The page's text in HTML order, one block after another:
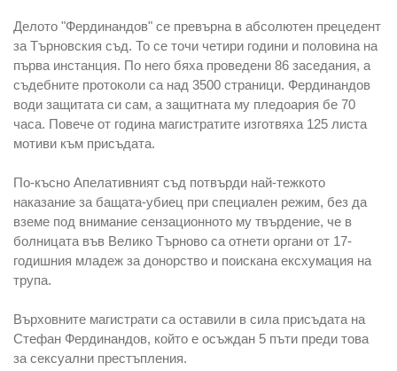
Делото "Фердинандов" се превърна в абсолютен прецедент
за Търновския съд. То се точи четири години и половина на
първа инстанция. По него бяха проведени 86 заседания, а
съдебните протоколи са над 3500 страници. Фердинандов
води защитата си сам, а защитната му пледоария бе 70
часа. Повече от година магистратите изготвяха 125 листа
мотиви към присъдата.
По-късно Апелативният съд потвърди най-тежкото
наказание за бащата-убиец при специален режим, без да
вземе под внимание сензационното му твърдение, че в
болницата във Велико Търново са отнети органи от 17-
годишния младеж за донорство и поискана ексхумация на
трупа.
Върховните магистрати са оставили в сила присъдата на
Стефан Фердинандов, който е осъждан 5 пъти преди това
за сексуални престъпления.